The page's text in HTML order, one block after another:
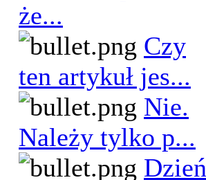
że...
Czy
ten artykuł jes...
Nie.
Należy tylko p...
Dzień